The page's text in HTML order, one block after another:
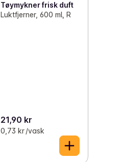
Tøymykner frisk duft
Luktfjerner, 600 ml, R
21,90 kr
0,73 kr /vask